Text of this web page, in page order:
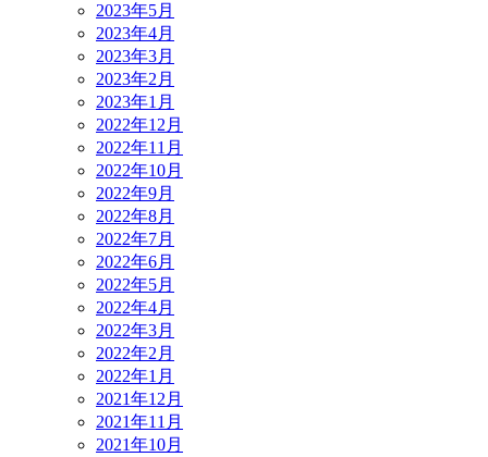
2023年5月
2023年4月
2023年3月
2023年2月
2023年1月
2022年12月
2022年11月
2022年10月
2022年9月
2022年8月
2022年7月
2022年6月
2022年5月
2022年4月
2022年3月
2022年2月
2022年1月
2021年12月
2021年11月
2021年10月